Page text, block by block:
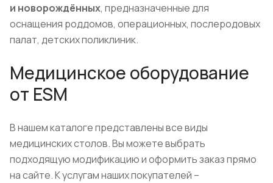
и новорождённых, предназначенные для
оснащения роддомов, операционных, послеродовых
палат, детских поликлиник.
Медицинское оборудование
от ESM
В нашем каталоге представлены все виды
медицинских столов. Вы можете выбрать
подходящую модификацию и оформить заказ прямо
на сайте. К услугам наших покупателей –